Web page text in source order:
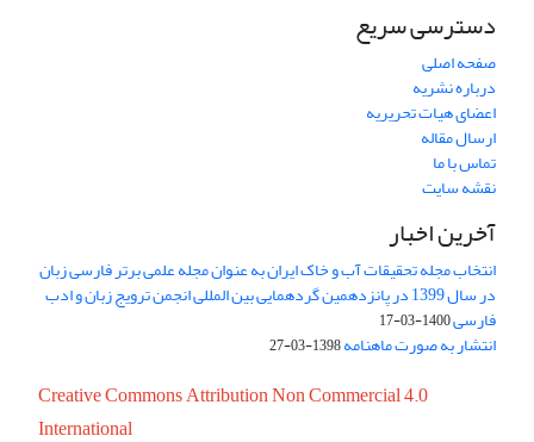
دسترسی سریع
صفحه اصلی
درباره نشریه
اعضای هیات تحریریه
ارسال مقاله
تماس با ما
نقشه سایت
آخرین اخبار
انتخاب مجله تحقیقات آب و خاک ایران به عنوان مجله علمی برتر فارسی زبان
در سال 1399 در پانزدهمین گردهمایی بین المللی انجمن ترویج زبان و ادب
فارسی1400-03-17
انتشار به صورت ماهنامه1398-03-27
Creative Commons Attribution Non Commercial 4.0
International